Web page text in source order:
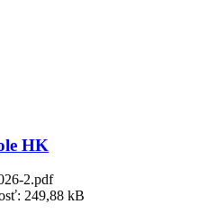
HK
2.pdf
249,88 kB